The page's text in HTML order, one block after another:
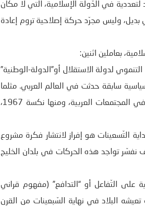
في الدّولة الإسلامية، التي لا مكان
وليس مجرّد حركة إصلاحية تروم إعادة
بعاملين اثنين:
لدولة الاستقلال أو”الدولة-الوطنية”
سابقة حدثت في العالم العربي. مثلما
ساهمت الأحداث السّياسية التي عرفتها المنطقة في دعم حضور الحركة الإسلامية في المجتمعات العربية، ومنها نكسة 1967،
التّسعينات هو إفراز لانتشار فكرة مشروع
كيف نفسّر تواجد هذه الحركات في بلدان الخليج
على التّفاعل أو “التدافع” (مفهوم قراني
البلاد في نهاية السّبعينات من القرن